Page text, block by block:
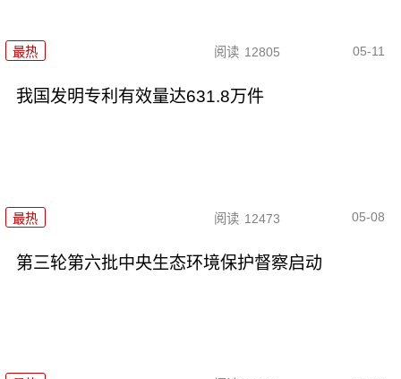
最热 阅读 12805 05-11
我国发明专利有效量达631.8万件
最热 阅读 12473 05-08
第三轮第六批中央生态环境保护督察启动